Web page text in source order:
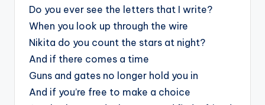
Do you ever see the letters that I write?
When you look up through the wire
Nikita do you count the stars at night?
And if there comes a time
Guns and gates no longer hold you in
And if you’re free to make a choice